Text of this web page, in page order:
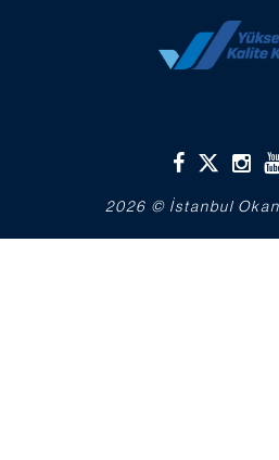
2026 © İstanbul